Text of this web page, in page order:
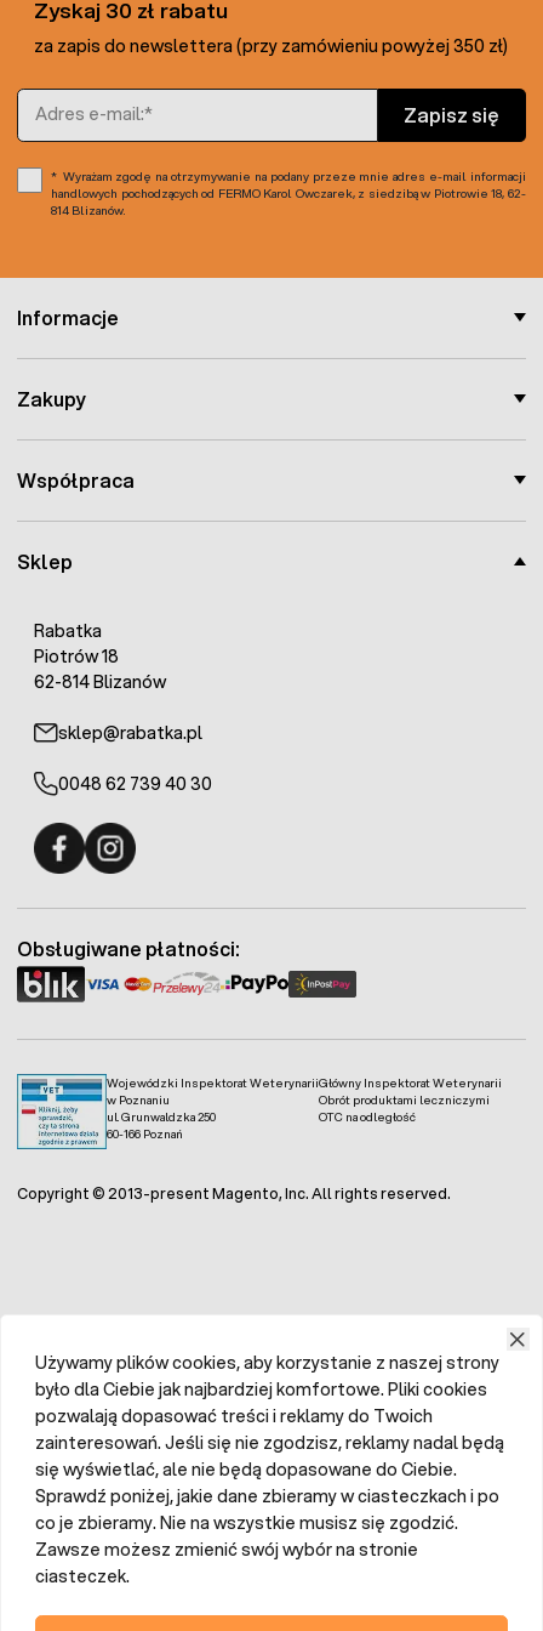
przepędu zwierząt. W zestawie brakuje
bramowego, który potrzebny jest do zamknięcia bramy
doogrodzenia elektrycznego- dostępny jest w ofercie
sklepu).
Sklep
Rabatka
Piotrów 18
62-814 Blizanów
sklep@rabatka.pl
0048 62 739 40 30
Informacje
Zakupy
Współpraca
Zyskaj 30 zł rabatu
za zapis do newslettera (przy zamówieniu powyżej 350 zł)
Adres e-mail
Zapisz się
Wyrażam zgodę na otrzymywanie na podany przeze mnie adres e-mail informacji
handlowych pochodzących od FERMO Karol Owczarek, z siedzibą w Piotrowie 18, 62-
814 Blizanów.
Wojewódzki Inspektorat Weterynarii
w Poznaniu
ul. Grunwaldzka 250
60-166 Poznań
Główny Inspektorat Weterynarii
Obrót produktami leczniczymi
OTC na odległość
Obsługiwane płatności:
Copyright © 2013-present Magento, Inc. All rights reserved.
Używamy plików cookies, aby korzystanie z naszej strony
było dla Ciebie jak najbardziej komfortowe. Pliki cookies
pozwalają dopasować treści i reklamy do Twoich
zainteresowań. Jeśli się nie zgodzisz, reklamy nadal będą
się wyświetlać, ale nie będą dopasowane do Ciebie.
Sprawdź poniżej, jakie dane zbieramy w ciasteczkach i po
co je zbieramy. Nie na wszystkie musisz się zgodzić.
Zawsze możesz zmienić swój wybór na stronie
ciasteczek.